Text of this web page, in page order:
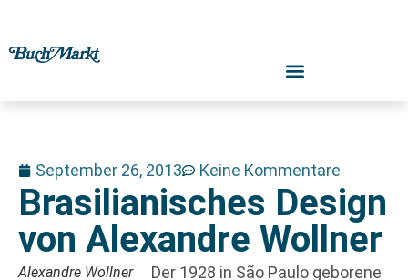
September 26, 2013 Keine Kommentare
Brasilianisches Design
von Alexandre Wollner
Alexandre Wollner
Der 1928 in São Paulo geborene